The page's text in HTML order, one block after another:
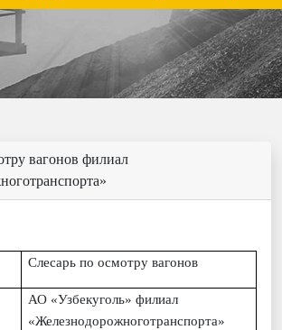
вагонов филиал
Слесарь по осмотру вагонов
АО «Узбекуголь» филиал
«Железнодорожноготранспорта»